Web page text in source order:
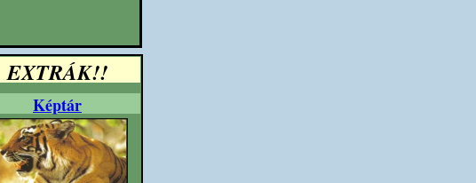
EXTRÁK!!
Képtár